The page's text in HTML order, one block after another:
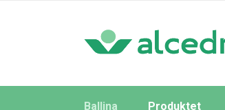
Ballina Produktet